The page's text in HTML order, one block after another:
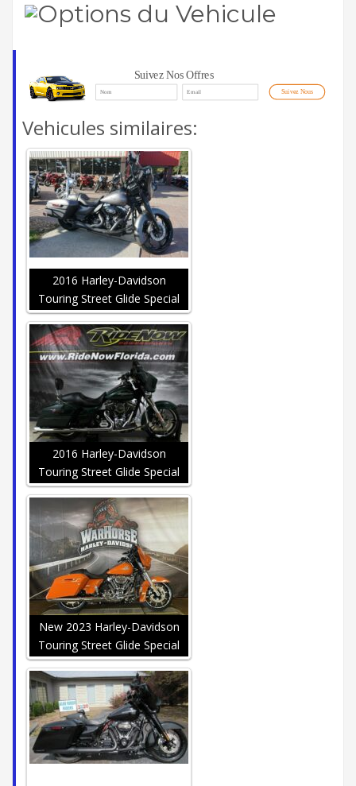
Options du Vehicule
Suivez Nos Offres
Suivez Nous
Vehicules similaires:
2016 Harley-Davidson
Touring Street Glide Special
2016 Harley-Davidson
Touring Street Glide Special
New 2023 Harley-Davidson
Touring Street Glide Special